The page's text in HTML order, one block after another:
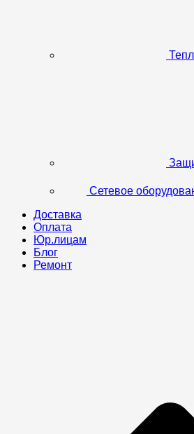
Сетевое
Доставка
Оплата
Юр.лицам
Блог
Ремонт